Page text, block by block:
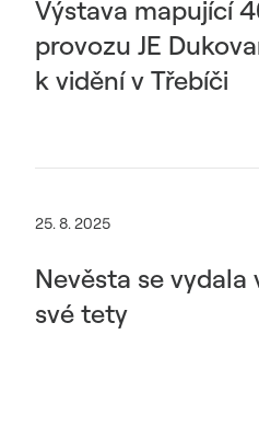
Výstava mapující
provozu JE
k vidění v Třebíči
25. 8. 2025
Nevěsta se vydala
své tety